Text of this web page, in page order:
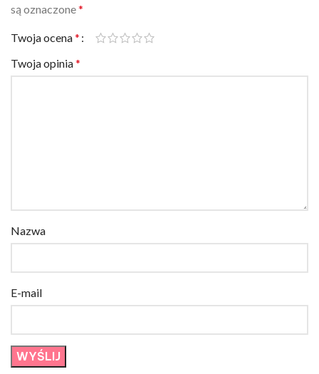
Twoja ocena
Twoja opinia
Nazwa
E-mail